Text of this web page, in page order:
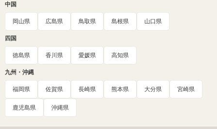
中国
岡山県 広島県 鳥取県 島根県 山口県
四国
徳島県 香川県 愛媛県 高知県
九州・沖縄
福岡県 佐賀県 長崎県 熊本県 大分県 宮崎県
鹿児島県 沖縄県